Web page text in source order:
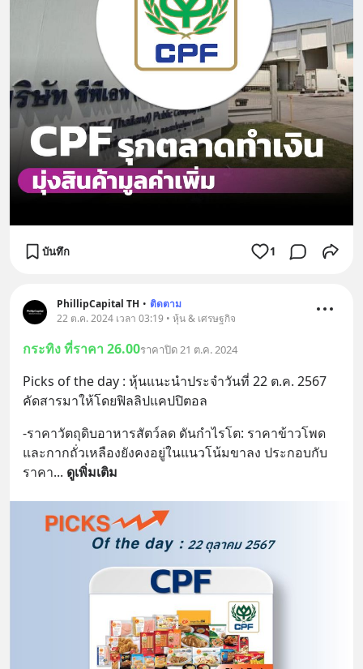
บันทึก 1
PhillipCapital TH • ติดตาม
22 ต.ค. 2024 เวลา 03:19 • หุ้น & เศรษฐกิจ
กระทิง ที่ราคา 26.00ราคาปิด 21 ต.ค. 2024
Picks of the day : หุ้นแนะนำประจำวันที่ 22 ต.ค. 2567
คัดสารมาให้โดยฟิลลิปแคปปิตอล
-ราคาวัตถุดิบอาหารสัตว์ลด ดันกำไรโต: ราคาข้าวโพด
และกากถั่วเหลืองยังคงอยู่ในแนวโน้มขาลง ประกอบกับ
ราคา... ดูเพิ่มเติม